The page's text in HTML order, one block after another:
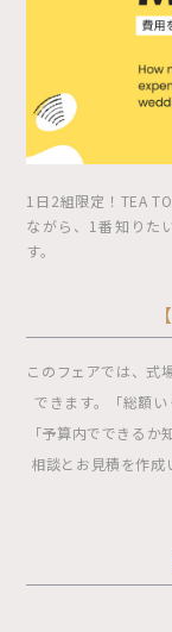
1日2組限定！TEA
ながら、1番知りた
す。
このフェアでは、式
できます。「総額い
「予算内でできる
相談とお見積を作成